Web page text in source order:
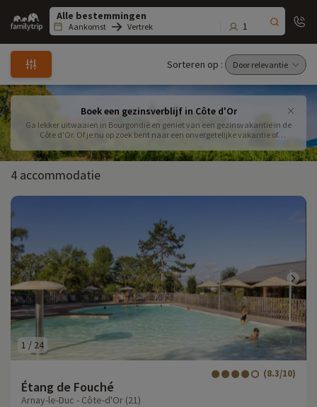
Family
trip
Aankomst Vertrek 1
Sorteren op :
Boek een gezinsverblijf in Côte d'Or
Ga lekker uitwaaien in Bourgondië en geniet van een gezinsvakantie in de
Côte d'Or. Of je nu op zoek bent naar een onvergetelijke vakantie of
geselecteerd.
4 accommodatie
1 / 24
Étang de Fouché
(8.3/10)
Arnay-le-Duc - Côte-d'Or (21)